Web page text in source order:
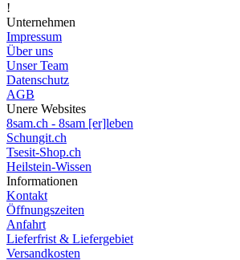
!
Unternehmen
Impressum
Über uns
Unser Team
Datenschutz
AGB
Unere Websites
8sam.ch - 8sam [er]leben
Schungit.ch
Tsesit-Shop.ch
Heilstein-Wissen
Informationen
Kontakt
Öffnungszeiten
Anfahrt
Lieferfrist & Liefergebiet
Versandkosten